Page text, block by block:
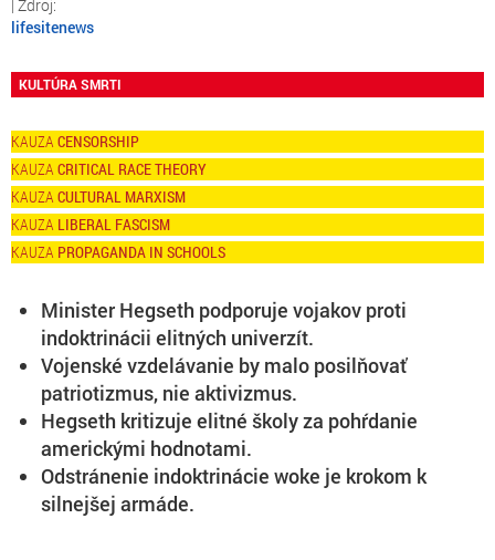
lifesitenews
KULTÚRA SMRTI
CENSORSHIP
CRITICAL RACE THEORY
CULTURAL MARXISM
LIBERAL FASCISM
PROPAGANDA IN SCHOOLS
Minister Hegseth podporuje vojakov proti
indoktrinácii elitných univerzít.
Vojenské vzdelávanie by malo posilňovať
patriotizmus, nie aktivizmus.
Hegseth kritizuje elitné školy za pohŕdanie
americkými hodnotami.
Odstránenie indoktrinácie woke je krokom k
silnejšej armáde.